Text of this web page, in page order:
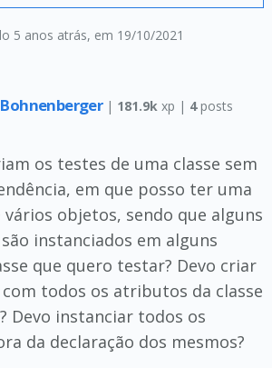
5 anos atrás, em 19/10/2021
| 181.9k xp | 4posts
os testes de uma classe sem
em que posso ter uma
objetos, sendo que alguns
instanciados em alguns
que quero testar? Devo criar
todos os atributos da classe
Devo instanciar todos os
da declaração dos mesmos?